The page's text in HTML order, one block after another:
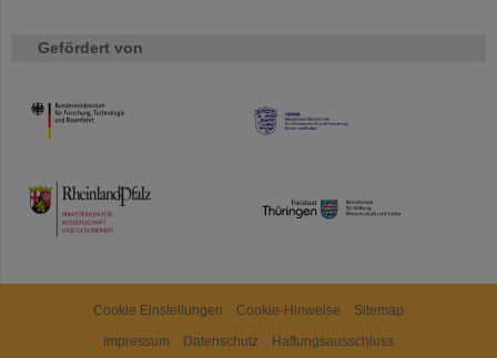
Gefördert von
HMWK
TMWWDG
Cookie Einstellungen Cookie-Hinweise
Sitemap
Impressum
Datenschutz Haftungsausschluss